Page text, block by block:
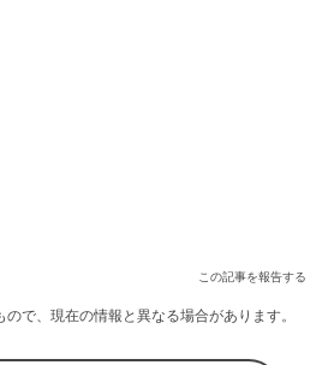
この記事を報告する
で、現在の情報と異なる場合があります。